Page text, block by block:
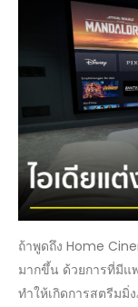
ถ้าพูดถึง Home
มากขึ้น ด้วยการที่มีแ
ทำให้เกิดการสตรีมมิ่